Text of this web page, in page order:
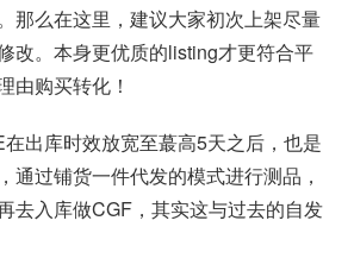
那么在这里，建议大家初次上架尽量
改。本身更优质的listing才更符合平
由购买转化！
出库时效放宽至蕞高5天之后，也是
通过铺货一件代发的模式进行测品，
去入库做CGF，其实这与过去的自发